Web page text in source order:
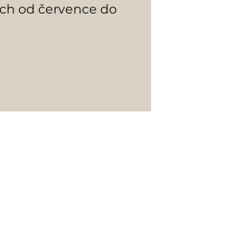
od července do